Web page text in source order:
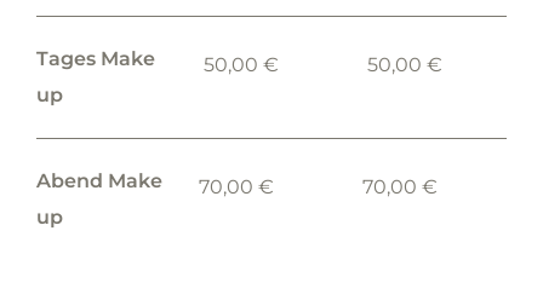
Tages Make
up
50,00 € 50,00 €
Abend Make
up
70,00 € 70,00 €